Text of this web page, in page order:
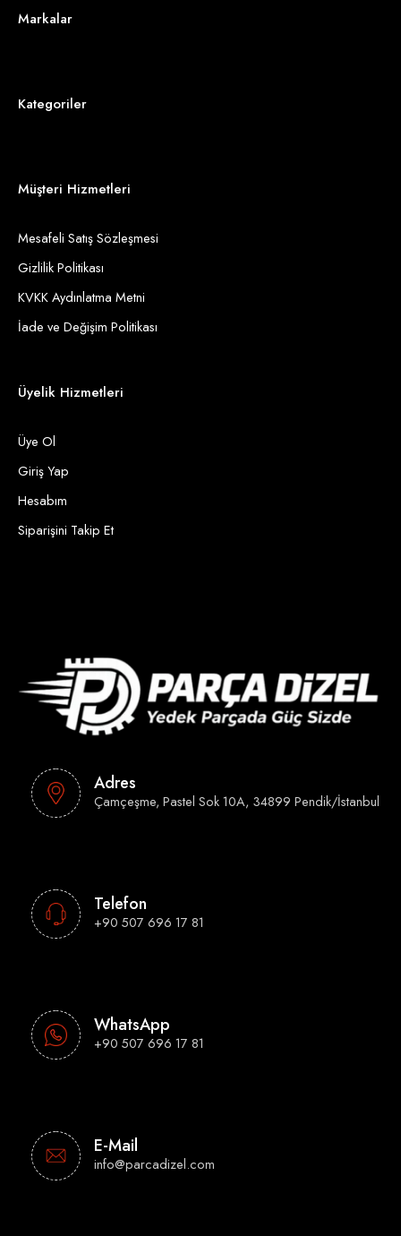
Markalar
Kategoriler
Müşteri Hizmetleri
Mesafeli Satış Sözleşmesi
Gizlilik Politikası
KVKK Aydınlatma Metni
İade ve Değişim Politikası
Üyelik Hizmetleri
Üye Ol
Giriş Yap
Hesabım
Siparişini Takip Et
Adres
Çamçeşme, Pastel Sok 10A, 34899 Pendik/İstanbul
Telefon
+90 507 696 17 81
WhatsApp
+90 507 696 17 81
E-Mail
info@parcadizel.com